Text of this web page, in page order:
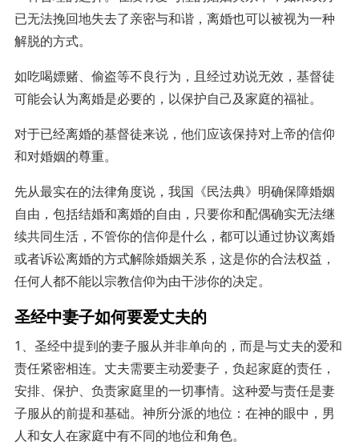
已无法挽回地失去了亲密与和谐，离婚也可以被视为一种
解脱的方式。
如吃喝嫖赌、偷盗等不良行为，且经过劝说无效，基督徒
可能会认为离婚是必要的，以保护自己及家庭的福祉。
对于已经离婚的基督徒来说，他们应该保持对上帝的信仰
和对婚姻的尊重。
先从最实在的法律角度说，我国《民法典》明确保障婚姻
自由，包括结婚和离婚的自由，只要你和配偶确实无法继
续共同生活，不管你的信仰是什么，都可以通过协议离婚
或者诉讼离婚的方式解除婚姻关系，这是你的合法权益，
任何人都不能以宗教信仰为由干涉你的决定。
圣经中妻子如何要爱丈夫的
1、圣经中提到的妻子服从并非单向的，而是与丈夫的爱和
责任紧密相连。丈夫需要主动爱妻子，负起家庭的责任，
安排、保护、负责家庭里的一切事情。这种爱与责任是妻
子服从的前提和基础。神所分派的地位：在神的眼中，男
人和女人在家庭中有不同的地位和角色。